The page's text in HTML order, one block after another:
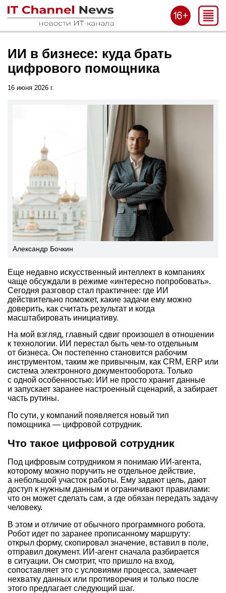
ИИ в бизнесе: куда брать
цифрового помощника
16 июня 2026 г.
Александр Бочкин
Еще недавно искусственный интеллект в компаниях
чаще обсуждали в режиме «интересно попробовать».
Сегодня разговор стал практичнее: где ИИ
действительно поможет, какие задачи ему можно
доверить, как считать результат и когда
масштабировать инициативу.
На мой взгляд, главный сдвиг произошел в отношении
к технологии. ИИ перестал быть чем-то отдельным
от бизнеса. Он постепенно становится рабочим
инструментом, таким же привычным, как CRM, ERP или
система электронного документооборота. Только
с одной особенностью: ИИ не просто хранит данные
и запускает заранее настроенный сценарий, а забирает
часть рутины.
По сути, у компаний появляется новый тип
помощника — цифровой сотрудник.
Что такое цифровой сотрудник
Под цифровым сотрудником я понимаю ИИ-агента,
которому можно поручить не отдельное действие,
а небольшой участок работы. Ему задают цель, дают
доступ к нужным данным и ограничивают правилами:
что он может сделать сам, а где обязан передать задачу
человеку.
В этом и отличие от обычного программного робота.
Робот идет по заранее прописанному маршруту:
открыл форму, скопировал значение, вставил в поле,
отправил документ. ИИ-агент сначала разбирается
в ситуации. Он смотрит, что пришло на вход,
сопоставляет это с условиями процесса, замечает
нехватку данных или противоречия и только после
этого предлагает следующий шаг.